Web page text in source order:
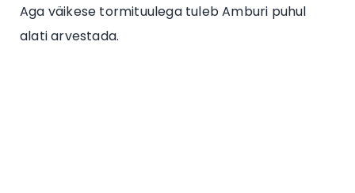
Aga väikese tormituulega tuleb Amburi puhul
alati arvestada.